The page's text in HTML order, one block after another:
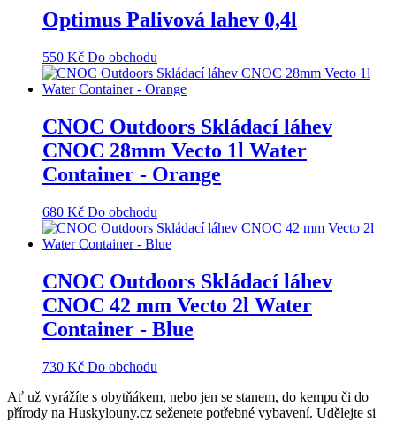
Optimus Palivová lahev 0,4l
550 Kč Do obchodu
CNOC Outdoors Skládací láhev
CNOC 28mm Vecto 1l Water
Container - Orange
680 Kč Do obchodu
CNOC Outdoors Skládací láhev
CNOC 42 mm Vecto 2l Water
Container - Blue
730 Kč Do obchodu
Ať už vyrážíte s obytňákem, nebo jen se stanem, do kempu či do
přírody na Huskylouny.cz seženete potřebné vybavení. Udělejte si